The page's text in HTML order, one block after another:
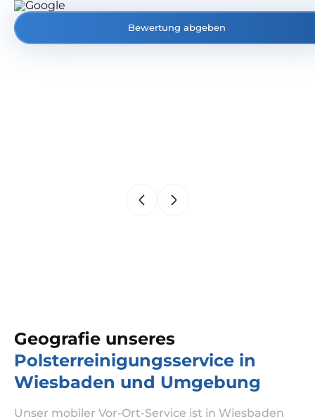
Bewertung abgeben
Geografie unseres
Polsterreinigungsservice in
Wiesbaden und Umgebung
Unser mobiler Vor-Ort-Service ist in Wiesbaden